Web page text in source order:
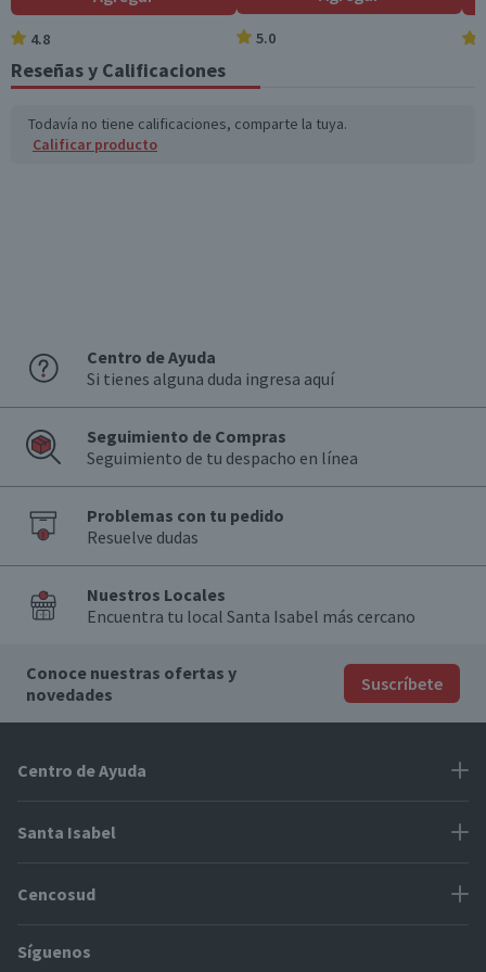
Azúcares totales
(g)
*Ingesta de referencia de un adulto promedio (8400 kj / 2000 kcal)
4.8 5.0
Reseñas y Calificaciones
Todavía no tiene calificaciones, comparte la tuya.
Calificar producto
Centro de Ayuda
Si tienes alguna duda ingresa aquí
Seguimiento de Compras
Seguimiento de tu despacho en línea
Problemas con tu pedido
Resuelve dudas
Nuestros Locales
Encuentra tu local Santa Isabel más cercano
Conoce nuestras ofertas y
novedades
Suscríbete
Centro de Ayuda
Problemas con tu pedido
Cómo modificar mis datos
Modos de entrega y cobertura
Santa Isabel
Proveedores
Cencosud
Paris
Síguenos